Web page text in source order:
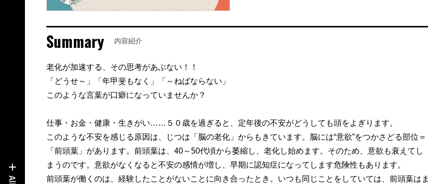
Summary 内容紹介
老化が加速する、その思考があぶない！！
「どうせ～」「年甲斐もなく」「～ねばならない」
このような言葉が口癖になっていませんか？
仕事・お金・健康・生きがい……５０歳を過ぎると、定年後の不安がどうしても頭をよぎります。
このような不安を感じる原因は、じつは「脳の老化」からもきています。脳には“意欲”をつかさどる部位＝
「前頭葉」があります。前頭葉は、40～50代頃から萎縮し、老化し始めます。そのため、意欲も衰えてし
まうのです。意欲がなくなると不安の感情が増し、早期に認知症になってします危険性もあります。
前頭葉が働くのは、経験したことがないことに向き合ったとき。いつも同じことをしていては、前頭葉はま